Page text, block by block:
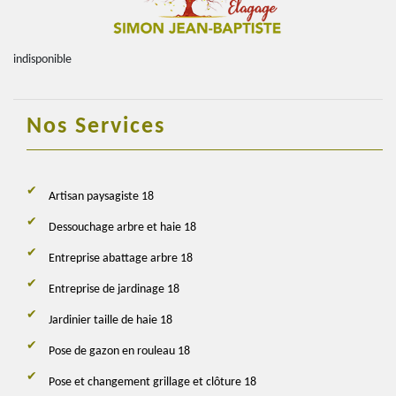
indisponible
Nos Services
Artisan paysagiste 18
Dessouchage arbre et haie 18
Entreprise abattage arbre 18
Entreprise de jardinage 18
Jardinier taille de haie 18
Pose de gazon en rouleau 18
Pose et changement grillage et clôture 18